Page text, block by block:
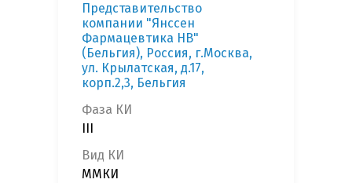
Представительство
компании "Янссен
Фармацевтика НВ"
(Бельгия), Россия, г.Москва,
ул. Крылатская, д.17,
корп.2,3, Бельгия
Фаза КИ
Вид КИ
ММКИ